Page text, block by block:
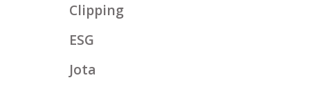
Clipping
ESG
Jota